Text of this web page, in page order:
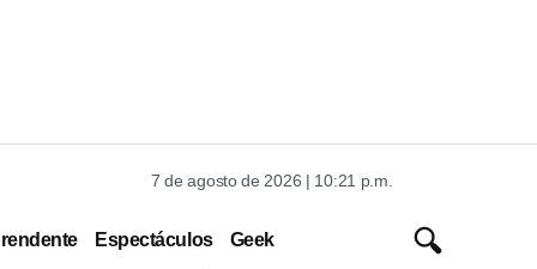
7 de agosto de 2026 | 10:21 p.m.
Espectáculos Geek